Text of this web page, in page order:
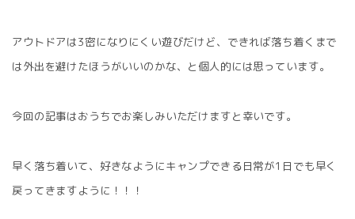
アウトドアは3密になりにくい遊びだけど、できれば落ち着くまで
は外出を避けたほうがいいのかな、と個人的には思っています。
今回の記事はおうちでお楽しみいただけますと幸いです。
早く落ち着いて、好きなようにキャンプできる日常が1日でも早く
戻ってきますように！！！